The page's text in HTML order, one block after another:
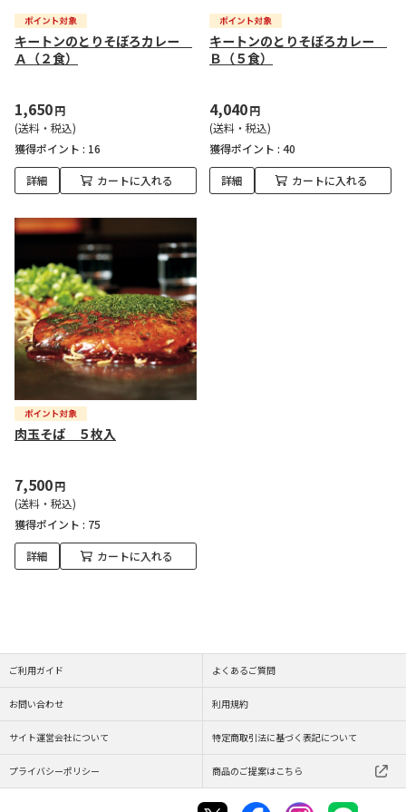
キートンのとりそぼろカレー
Ａ（２食）
1,650円
(送料・税込)
獲得ポイント : 16
詳細 カートに入れる
キートンのとりそぼろカレー
Ｂ（５食）
4,040円
(送料・税込)
獲得ポイント : 40
詳細 カートに入れる
肉玉そば ５枚入
7,500円
(送料・税込)
獲得ポイント : 75
詳細 カートに入れる
ご利用ガイド よくあるご質問
お問い合わせ 利用規約
サイト運営会社について 特定商取引法に基づく表記について
プライバシーポリシー 商品のご提案はこちら